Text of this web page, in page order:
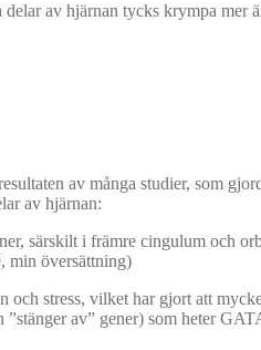
av hjärnan tycks krympa
av många studier, som
av hjärnan:
särskilt i främre cingulum och
min översättning)
stress, vilket har gjort att
av” gener) som heter